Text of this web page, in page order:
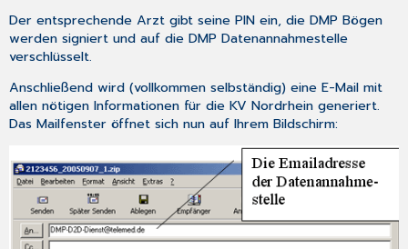
Der entsprechende Arzt gibt seine PIN ein, die DMP Bögen
werden signiert und auf die DMP Datenannahmestelle
verschlüsselt.
Anschließend wird (vollkommen selbständig) eine E-Mail mit
allen nötigen Informationen für die KV Nordrhein generiert.
Das Mailfenster öffnet sich nun auf Ihrem Bildschirm: